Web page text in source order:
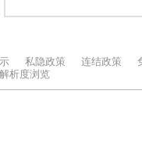
私隐政策 连结政策
析度浏览